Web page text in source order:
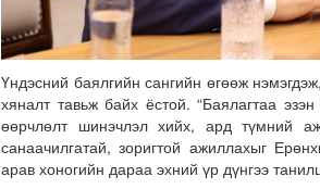
Үндэсний баялгийн сангийн өгөөж
хяналт тавьж байх ёстой. “Баялагтаа
өөрчлөлт шинэчлэл хийх, ард түмний
санаачилгатай, зоригтой ажиллахыг
арав хоногийн дараа эхний үр дүнгээ